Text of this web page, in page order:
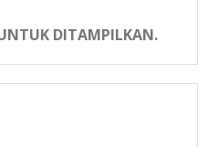
DITAMPILKAN.